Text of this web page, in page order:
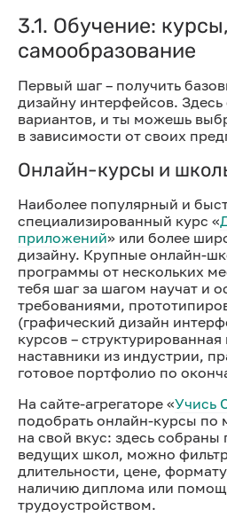
3.1. Обучение:
самообразование
Первый шаг – получить
дизайну интерфейсов. Здесь
вариантов, и ты можешь
в зависимости от своих
Онлайн-курсы и
Наиболее популярный и
специализированный курс «
приложений» или более
дизайну. Крупные онлайн-
программы от нескольких
тебя шаг за шагом научат и
требованиями,
(графический дизайн
курсов –
наставники из индустрии,
готовое портфолио по
На сайте-агрегаторе «Учись
подобрать онлайн-курсы по
на свой вкус: здесь
ведущих школ, можно
длительности, цене,
наличию диплома или
трудоустройством.